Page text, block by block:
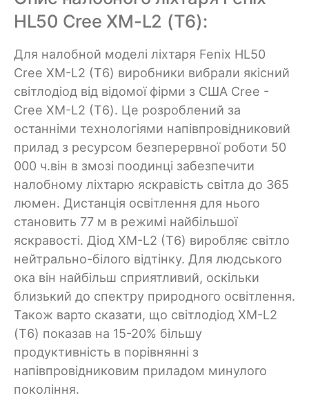
HL50 Cree XM-L2 (Т6):
Для налобной моделі ліхтаря Fenix HL50
Cree XM-L2 (Т6) виробники вибрали якісний
світлодіод від відомої фірми з США Cree -
Cree XM-L2 (Т6). Це розроблений за
останніми технологіями напівпровідниковий
прилад з ресурсом безперервної роботи 50
000 ч.він в змозі поодинці забезпечити
налобному ліхтарю яскравість світла до 365
люмен. Дистанція освітлення для нього
становить 77 м в режимі найбільшої
яскравості. Діод XM-L2 (Т6) виробляє світло
нейтрально-білого відтінку. Для людського
ока він найбільш сприятливий, оскільки
близький до спектру природного освітлення.
Також варто сказати, що світлодіод XM-L2
(Т6) показав на 15-20% більшу
продуктивність в порівнянні з
напівпровідниковим приладом минулого
покоління.